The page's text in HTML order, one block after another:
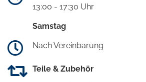
13:00 - 17:30 Uhr
Samstag
Nach Vereinbarung
Teile & Zubehör